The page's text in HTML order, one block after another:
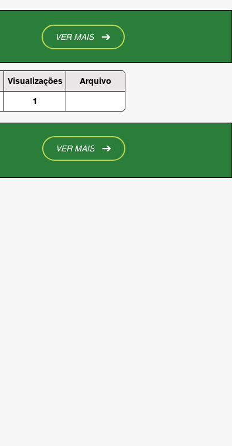
VER MAIS
Visualizações Arquivo
1
VER MAIS